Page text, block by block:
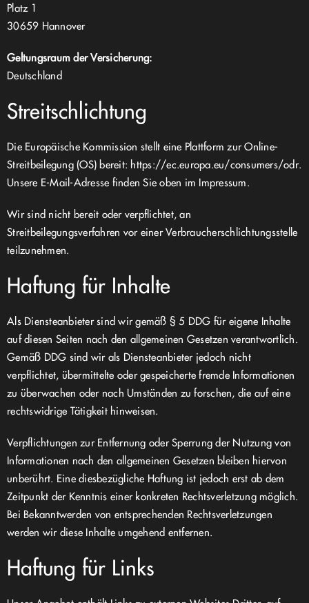
Platz 1
30659 Hannover
Geltungsraum der Versicherung:
Deutschland
Streitschlichtung
Die Europäische Kommission stellt eine Plattform zur Online-
Streitbeilegung (OS) bereit: https://ec.europa.eu/consumers/odr.
Unsere E-Mail-Adresse finden Sie oben im Impressum.
Wir sind nicht bereit oder verpflichtet, an
Streitbeilegungsverfahren vor einer Verbraucherschlichtungsstelle
teilzunehmen.
Haftung für Inhalte
Als Diensteanbieter sind wir gemäß § 5 DDG für eigene Inhalte
auf diesen Seiten nach den allgemeinen Gesetzen verantwortlich.
Gemäß DDG sind wir als Diensteanbieter jedoch nicht
verpflichtet, übermittelte oder gespeicherte fremde Informationen
zu überwachen oder nach Umständen zu forschen, die auf eine
rechtswidrige Tätigkeit hinweisen.
Verpflichtungen zur Entfernung oder Sperrung der Nutzung von
Informationen nach den allgemeinen Gesetzen bleiben hiervon
unberührt. Eine diesbezügliche Haftung ist jedoch erst ab dem
Zeitpunkt der Kenntnis einer konkreten Rechtsverletzung möglich.
Bei Bekanntwerden von entsprechenden Rechtsverletzungen
werden wir diese Inhalte umgehend entfernen.
Haftung für Links